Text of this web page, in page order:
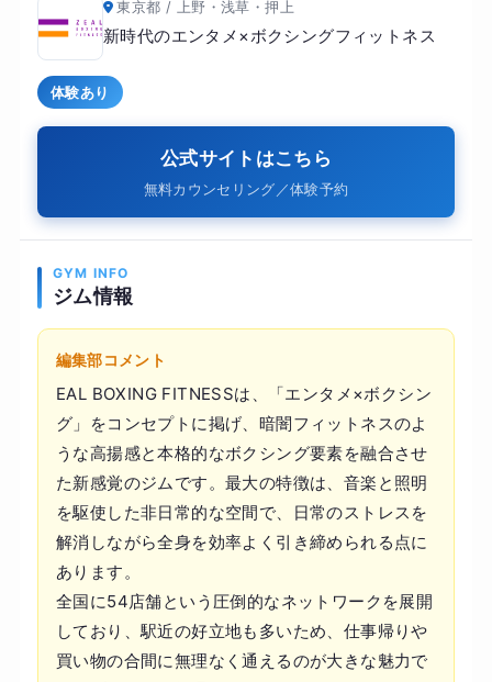
東京都 / 上野・浅草・押上
新時代のエンタメ×ボクシングフィットネス
体験あり
公式サイトはこちら
無料カウンセリング／体験予約
GYM INFO
ジム情報
編集部コメント
EAL BOXING FITNESSは、「エンタメ×ボクシン
グ」をコンセプトに掲げ、暗闇フィットネスのよ
うな高揚感と本格的なボクシング要素を融合させ
た新感覚のジムです。最大の特徴は、音楽と照明
を駆使した非日常的な空間で、日常のストレスを
解消しながら全身を効率よく引き締められる点に
あります。
全国に54店舗という圧倒的なネットワークを展開
しており、駅近の好立地も多いため、仕事帰りや
買い物の合間に無理なく通えるのが大きな魅力で